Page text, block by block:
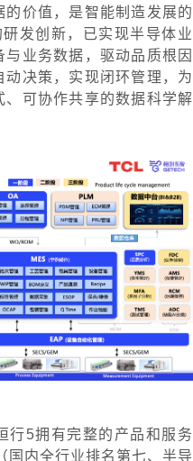
价值，是智能制造发展的
发创新，已实现半导体业
业务数据，驱动品质根因
决策，实现闭环管理，为
可协作共享的数据科学解
行5拥有完整的产品和服务
国内全行业排名第七、半导